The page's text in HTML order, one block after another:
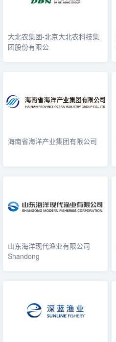
大北农集团-北京大北农科技集
团股份有限公
海南省海洋产业集团有限公司
山东海洋现代渔业有限公司
Shandong